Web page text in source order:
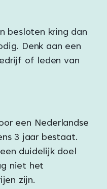
besloten kring dan
Denk aan een
of leden van
een Nederlandse
3 jaar bestaat.
duidelijk doel
niet het
zijn.